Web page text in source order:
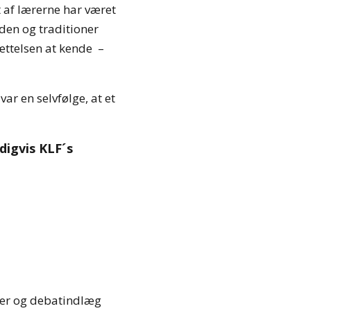
af lærerne har været
og traditioner
at kende ­ –
en selvfølge, at et
KLF´s
og debatindlæg